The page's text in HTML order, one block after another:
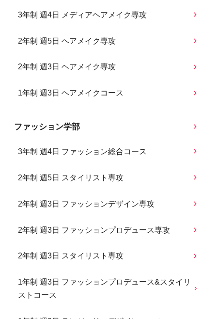
3年制 週4日 メディアヘアメイク専攻
2年制 週5日 ヘアメイク専攻
2年制 週3日 ヘアメイク専攻
1年制 週3日 ヘアメイクコース
ファッション学部
3年制 週4日 ファッション総合コース
2年制 週5日 スタイリスト専攻
2年制 週3日 ファッションデザイン専攻
2年制 週3日 ファッションプロデュース専攻
2年制 週3日 スタイリスト専攻
1年制 週3日 ファッションプロデュース&スタイリ
ストコース